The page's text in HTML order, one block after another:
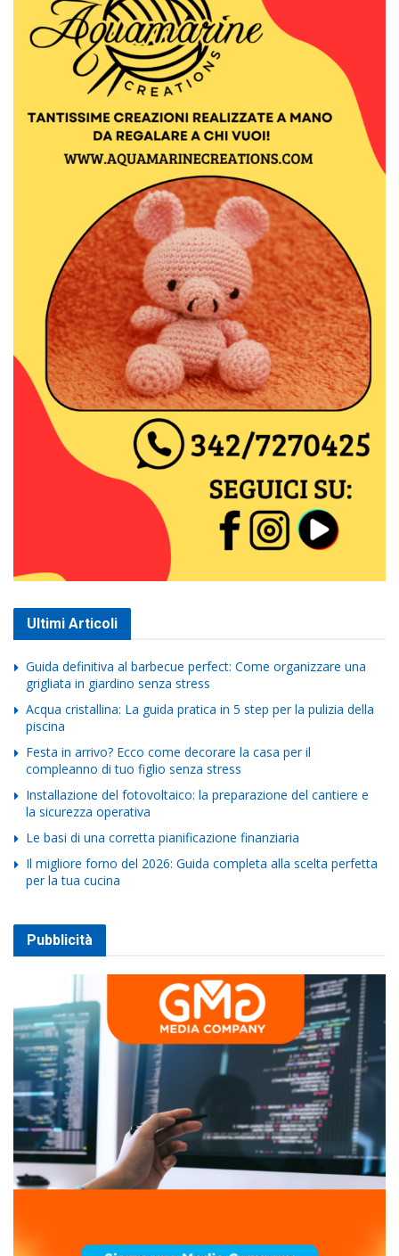
Ultimi Articoli
Guida definitiva al barbecue perfect: Come organizzare una
grigliata in giardino senza stress
Acqua cristallina: La guida pratica in 5 step per la pulizia della
piscina
Festa in arrivo? Ecco come decorare la casa per il
compleanno di tuo figlio senza stress
Installazione del fotovoltaico: la preparazione del cantiere e
la sicurezza operativa
Le basi di una corretta pianificazione finanziaria
Il migliore forno del 2026: Guida completa alla scelta perfetta
per la tua cucina
Pubblicità